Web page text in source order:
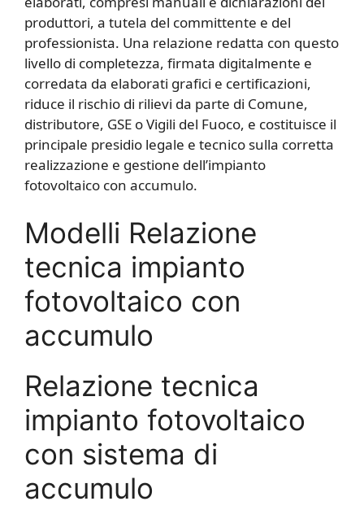
produttori, a tutela del committente e del
professionista. Una relazione redatta con questo
livello di completezza, firmata digitalmente e
corredata da elaborati grafici e certificazioni,
riduce il rischio di rilievi da parte di Comune,
distributore, GSE o Vigili del Fuoco, e costituisce il
principale presidio legale e tecnico sulla corretta
realizzazione e gestione dell’impianto
fotovoltaico con accumulo.
Modelli Relazione
tecnica impianto
fotovoltaico con
accumulo​​
Relazione tecnica
impianto fotovoltaico
con sistema di
accumulo